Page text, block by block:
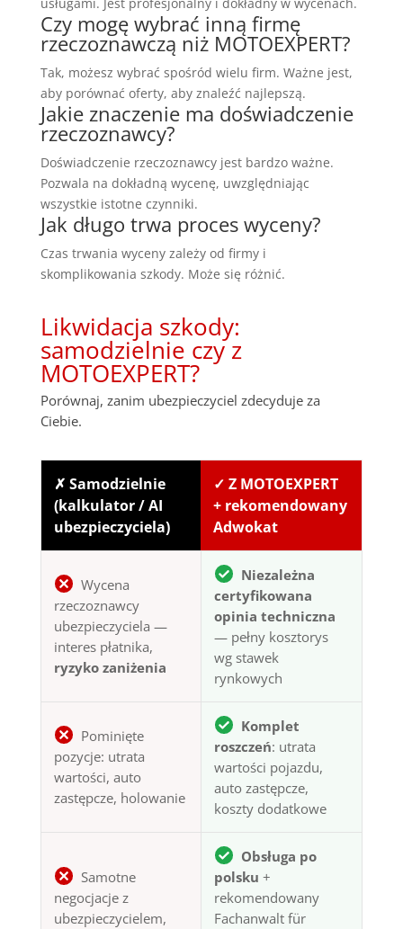
Czy mogę wybrać inną firmę
rzeczoznawczą niż MOTOEXPERT?
Tak, możesz wybrać spośród wielu firm. Ważne jest,
aby porównać oferty, aby znaleźć najlepszą.
Jakie znaczenie ma doświadczenie
rzeczoznawcy?
Doświadczenie rzeczoznawcy jest bardzo ważne.
Pozwala na dokładną wycenę, uwzględniając
wszystkie istotne czynniki.
Jak długo trwa proces wyceny?
Czas trwania wyceny zależy od firmy i
skomplikowania szkody. Może się różnić.
Likwidacja szkody:
samodzielnie czy z
MOTOEXPERT?
Porównaj, zanim ubezpieczyciel zdecyduje za
Ciebie.
✗ Samodzielnie
(kalkulator / AI
ubezpieczyciela)
✓ Z MOTOEXPERT
+ rekomendowany
Adwokat
Wycena
rzeczoznawcy
ubezpieczyciela —
interes płatnika,
ryzyko zaniżenia
Niezależna
certyfikowana
opinia techniczna
— pełny kosztorys
wg stawek
rynkowych
Pominięte
pozycje: utrata
wartości, auto
zastępcze, holowanie
Komplet
roszczeń: utrata
wartości pojazdu,
auto zastępcze,
koszty dodatkowe
Samotne
negocjacje z
ubezpieczycielem,
Obsługa po
polsku +
rekomendowany
Fachanwalt für